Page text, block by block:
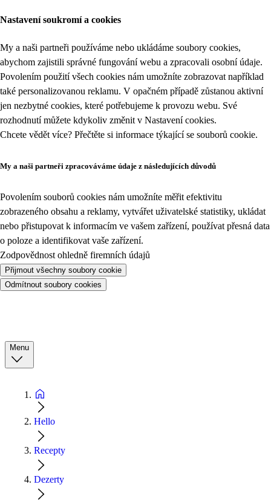
Nastavení soukromí a cookies
My a naši partneři používáme nebo ukládáme soubory cookies,
abychom zajistili správné fungování webu a zpracovali osobní údaje.
Povolením použití všech cookies nám umožníte zobrazovat například
také personalizovanou reklamu. V opačném případě zůstanou aktivní
jen nezbytné cookies, které potřebujeme k provozu webu. Své
rozhodnutí můžete kdykoliv změnit v Nastavení cookies.
Chcete vědět více? Přečtěte si informace týkající se souborů cookie.
My a naši partneři zpracováváme údaje z následujících důvodů
Povolením souborů cookies nám umožníte měřit efektivitu
zobrazeného obsahu a reklamy, vytvářet uživatelské statistiky, ukládat
nebo přistupovat k informacím ve vašem zařízení, používat přesná data
o poloze a identifikovat vaše zařízení.
Zodpovědnost ohledně firemních údajů
Přijmout všechny soubory cookie
Odmítnout soubory cookies
Menu
Hello
Recepty
Dezerty